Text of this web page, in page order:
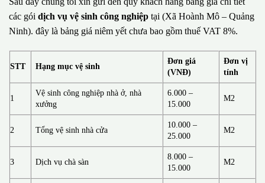
các gói dịch vụ vệ sinh công nghiệp tại (Xã Hoành Mô – Quảng
Ninh). đây là bảng giá niêm yết chưa bao gồm thuế VAT 8%.
STT Hạng mục vệ sinh
Đơn giá
(VNĐ)
Đơn vị
tính
1
Vệ sinh công nghiệp nhà ở, nhà
xưởng
6.000 –
15.000
M2
2 Tổng vệ sinh nhà cửa
10.000 –
25.000
M2
3 Dịch vụ chà sàn
8.000 –
15.000
M2